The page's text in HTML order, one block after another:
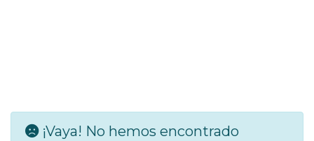
¡Vaya! No hemos encontrado